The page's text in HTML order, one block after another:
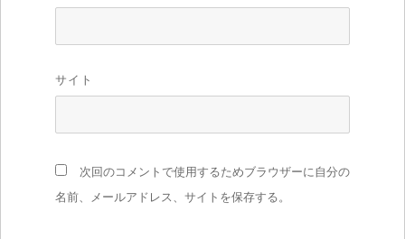
サイト
次回のコメントで使用するためブラウザーに自分の
名前、メールアドレス、サイトを保存する。